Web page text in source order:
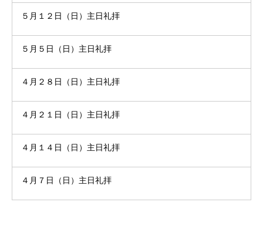
５月１２日（日）主日礼拝
５月５日（日）主日礼拝
４月２８日（日）主日礼拝
４月２１日（日）主日礼拝
４月１４日（日）主日礼拝
４月７日（日）主日礼拝